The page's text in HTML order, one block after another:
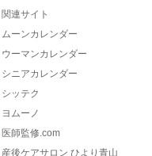
関連サイト
ムーンカレンダー
ウーマンカレンダー
シニアカレンダー
シッテク
ヨムーノ
医師監修.com
産後ケアサロン ひより青山